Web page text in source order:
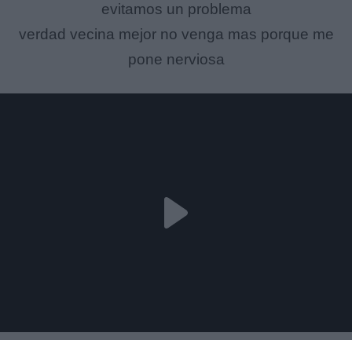
evitamos un problema
verdad vecina mejor no venga mas porque me
pone nerviosa